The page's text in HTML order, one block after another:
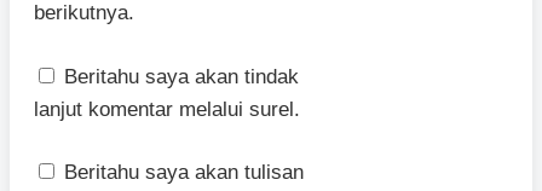
berikutnya.
Beritahu saya akan tindak
lanjut komentar melalui surel.
Beritahu saya akan tulisan